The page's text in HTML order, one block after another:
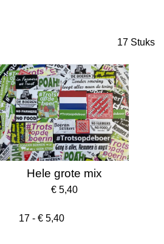
17 Stuks
Hele grote mix
€ 5,40